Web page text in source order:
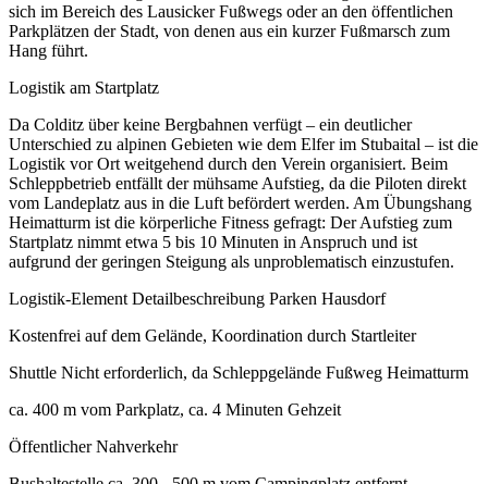
sich im Bereich des Lausicker Fußwegs oder an den öffentlichen
Parkplätzen der Stadt, von denen aus ein kurzer Fußmarsch zum
Hang führt.
Logistik am Startplatz
Da Colditz über keine Bergbahnen verfügt – ein deutlicher
Unterschied zu alpinen Gebieten wie dem Elfer im Stubaital – ist die
Logistik vor Ort weitgehend durch den Verein organisiert. Beim
Schleppbetrieb entfällt der mühsame Aufstieg, da die Piloten direkt
vom Landeplatz aus in die Luft befördert werden. Am Übungshang
Heimatturm ist die körperliche Fitness gefragt: Der Aufstieg zum
Startplatz nimmt etwa 5 bis 10 Minuten in Anspruch und ist
aufgrund der geringen Steigung als unproblematisch einzustufen.
Logistik-Element Detailbeschreibung Parken Hausdorf
Kostenfrei auf dem Gelände, Koordination durch Startleiter
Shuttle Nicht erforderlich, da Schleppgelände Fußweg Heimatturm
ca. 400 m vom Parkplatz, ca. 4 Minuten Gehzeit
Öffentlicher Nahverkehr